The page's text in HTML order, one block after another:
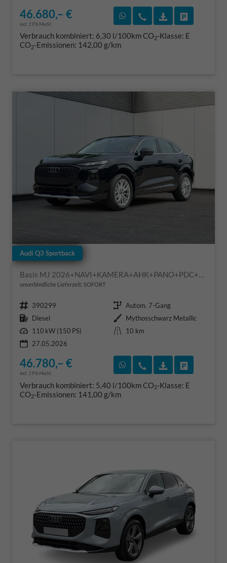
46.680,– €
incl. 19% MwSt.
Rückruf vereinbaren
Wir rufen Sie an
Verbrauch kombiniert: 6,30 l/100kmCO2-Klasse: E
CO2-Emissionen: 142,00 g/km
Audi Q3 Sportback
Basis MJ 2026+NAVI+KAMERA+AHK+PANO+PDC+EL. HECKKL.+LED+18 LM
unverbindliche Lieferzeit: SOFORT
Fahrzeugnr. 390299 Getriebe Autom. 7-Gang
Kraftstoff Diesel Außenfarbe Mythosschwarz Metallic
Leistung 110 kW (150 PS) Kilometerstand
10 km
27.05.2026
46.780,– €
incl. 19% MwSt.
Rückruf vereinbaren
Wir rufen Sie an
Verbrauch kombiniert: 5,40 l/100kmCO2-Klasse: E
CO2-Emissionen: 141,00 g/km